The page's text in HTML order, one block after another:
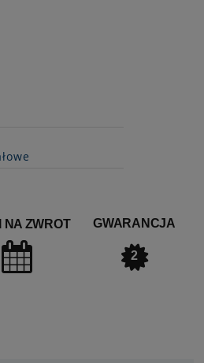
NA ZWROT GWARANCJA
2